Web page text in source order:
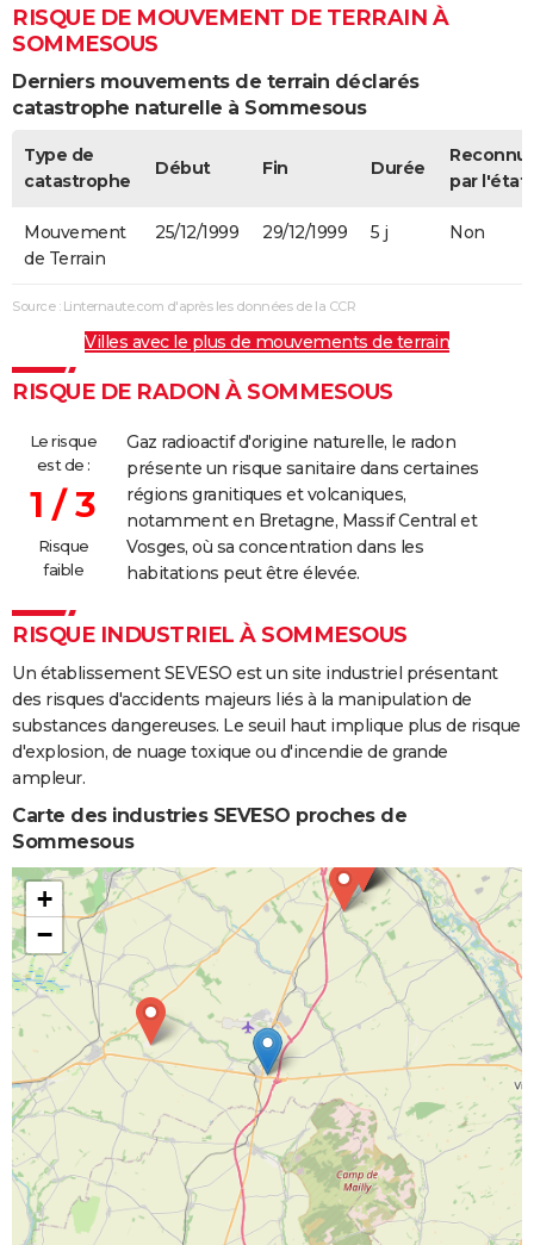
RISQUE DE MOUVEMENT DE TERRAIN À
SOMMESOUS
Derniers mouvements de terrain déclarés
catastrophe naturelle à Sommesous
Type de
catastrophe
Début Fin Durée
par l'état
Mouvement
de Terrain
25/12/1999 29/12/1999 5 j Non
Source : Linternaute.com d'après les données de la CCR
Villes avec le plus de mouvements de terrain
RISQUE DE RADON À SOMMESOUS
Le risque
est de :
1 / 3
Risque
faible
Gaz radioactif d'origine naturelle, le radon
présente un risque sanitaire dans certaines
régions granitiques et volcaniques,
notamment en Bretagne, Massif Central et
Vosges, où sa concentration dans les
habitations peut être élevée.
RISQUE INDUSTRIEL À SOMMESOUS
Un établissement SEVESO est un site industriel présentant
des risques d'accidents majeurs liés à la manipulation de
substances dangereuses. Le seuil haut implique plus de risque
d'explosion, de nuage toxique ou d'incendie de grande
ampleur.
Carte des industries SEVESO proches de
Sommesous
+
−